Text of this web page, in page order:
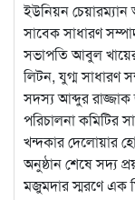
ইউনিয়ন
সাবেক সাধারণ
সভাপতি আবুল
লিটন, যুগ্ম সাধারণ
সদস্য আব্দুর রাজ্জাক
পরিচালনা কমিটির
খন্দকার দেলোয়ার
অনুষ্ঠান শেষে সদ্য
মজুমদার স্মরণে এক